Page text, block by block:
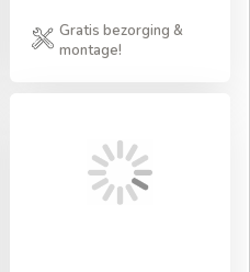
Gratis bezorging &
montage!